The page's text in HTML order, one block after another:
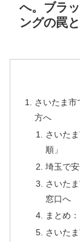
へ。ブラ
ングの罠
さいたま市
方へ
さいた
順」
埼玉で
さいた
窓口へ
まとめ
さいた